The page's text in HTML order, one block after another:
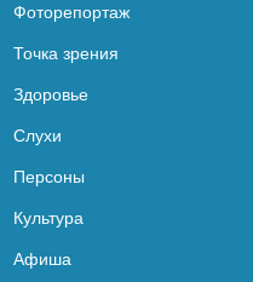
Фоторепортаж
Точка зрения
Здоровье
Слухи
Персоны
Культура
Афиша